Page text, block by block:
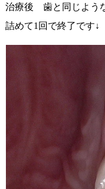
治療後 歯と同じよう
詰めて1回で終了です↓